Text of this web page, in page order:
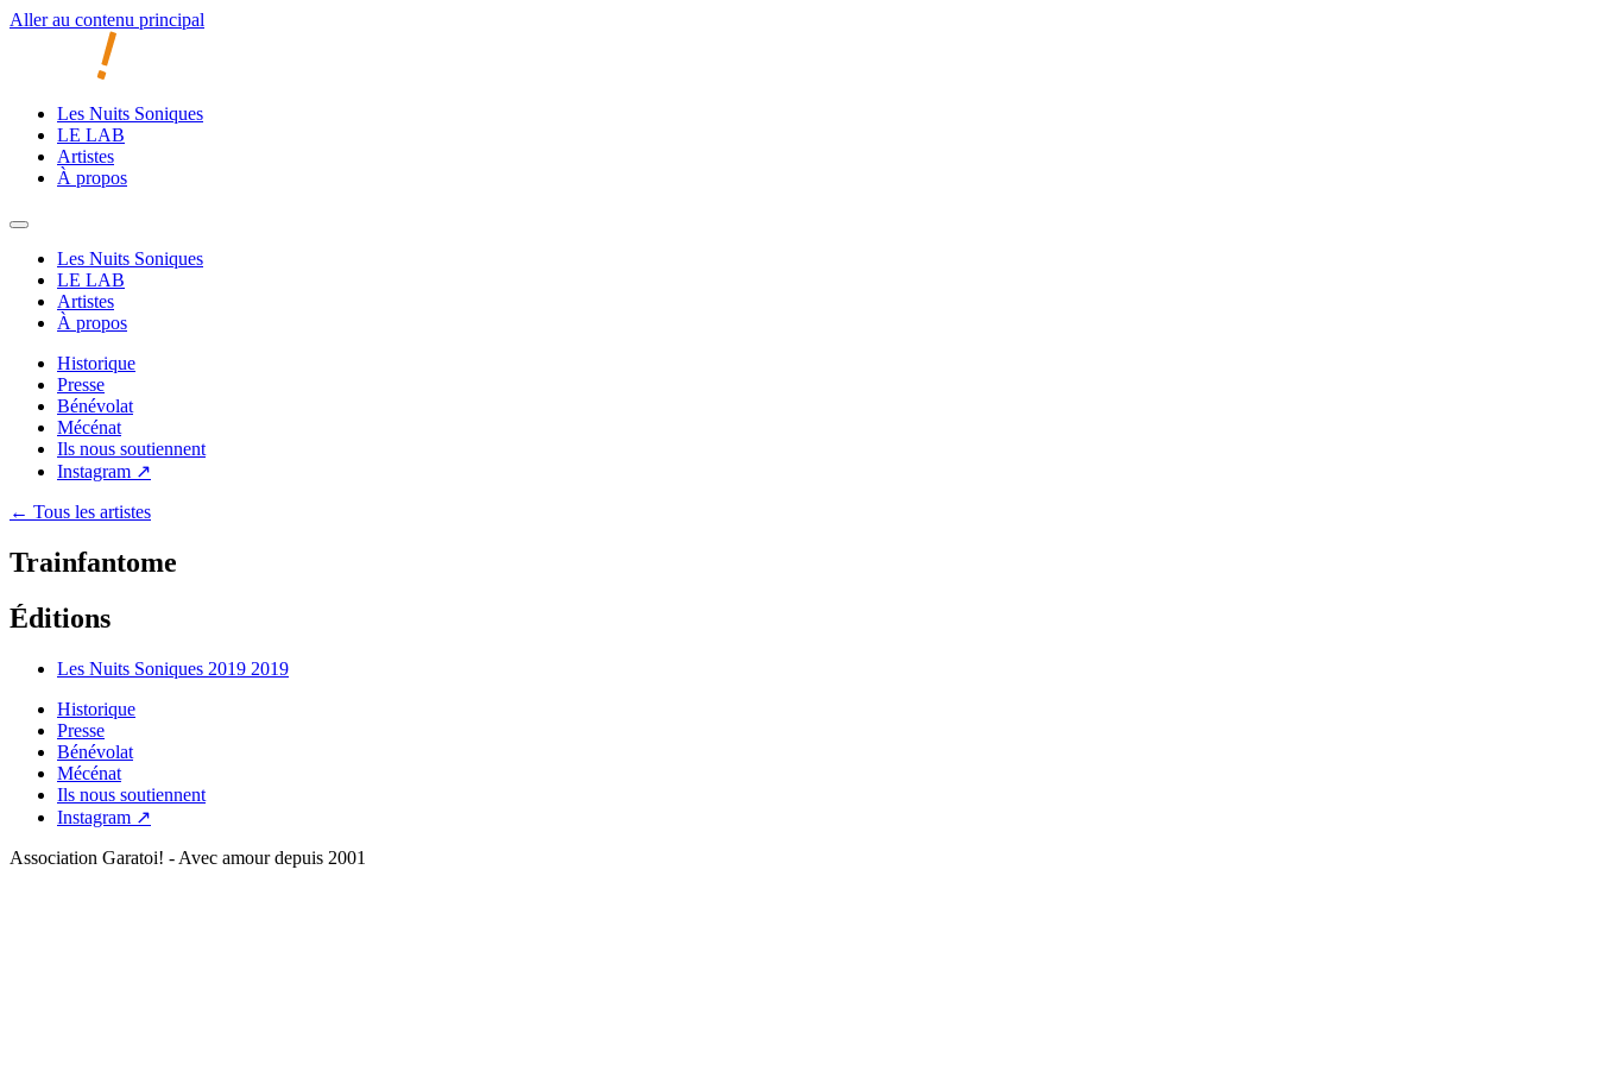
Aller au contenu principal
Les Nuits Soniques
LE LAB
Artistes
À propos
Les Nuits Soniques
LE LAB
Artistes
À propos
Historique
Presse
Bénévolat
Mécénat
Ils nous soutiennent
Instagram ↗
← Tous les artistes
Trainfantome
Éditions
Les Nuits Soniques 2019 2019
Historique
Presse
Bénévolat
Mécénat
Ils nous soutiennent
Instagram ↗
Association Garatoi! - Avec amour depuis 2001